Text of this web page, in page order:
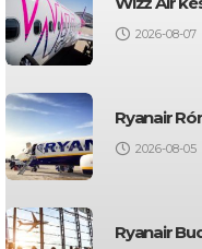
2026-08-07
Ryanair
2026-08-05
Ryanair